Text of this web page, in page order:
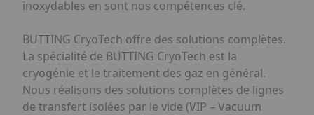
inoxydables en sont nos compétences clé.
BUTTING CryoTech offre des solutions complètes.
La spécialité de BUTTING CryoTech est la
cryogénie et le traitement des gaz en général.
Nous réalisons des solutions complètes de lignes
de transfert isolées par le vide (VIP – Vacuum